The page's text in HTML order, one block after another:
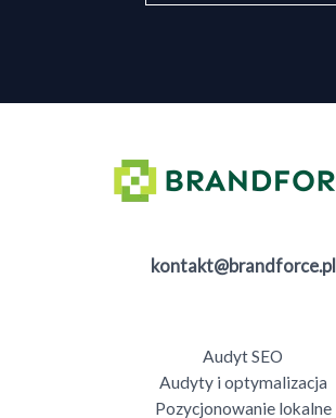
kontakt@brandforce.pl
Audyt SEO
Audyty i optymalizacja
Pozycjonowanie lokalne